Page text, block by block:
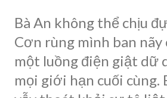
Bà An không thể chịu
Cơn rùng mình ban
một luồng điện giật dữ
mọi giới hạn cuối cùng.